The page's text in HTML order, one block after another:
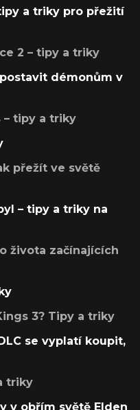
a triky pro přežití
2 – tipy a triky
démonům v
– tipy a triky
přežít ve světě
– tipy a triky na
života začínajících
3? Tipy a triky
se vyplatí koupit,
triky
v obřím světě Elden